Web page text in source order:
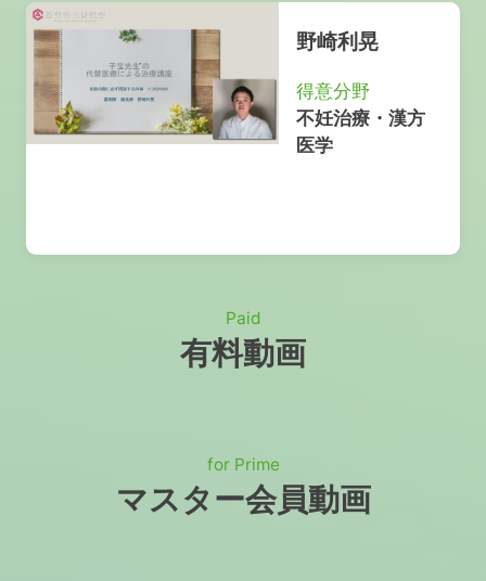
野崎利晃
得意分野
不妊治療・漢方
医学
Paid
有料動画
for Prime
マスター会員動画